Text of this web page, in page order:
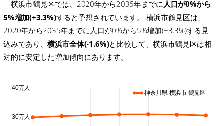
横浜市鶴見区では、2020年から2035年までに 人口が0%から
5%増加(+3.3%)すると予想されています。 横浜市鶴見区は、
2020年から2035年までに人口が0%から5%増加(+3.3%)する見
込みであり、 横浜市全体(-1.6%)と比較して、横浜市鶴見区は相
対的に安定した増加傾向にあります。
30万人
40万人
神奈川県 横浜市 鶴見区